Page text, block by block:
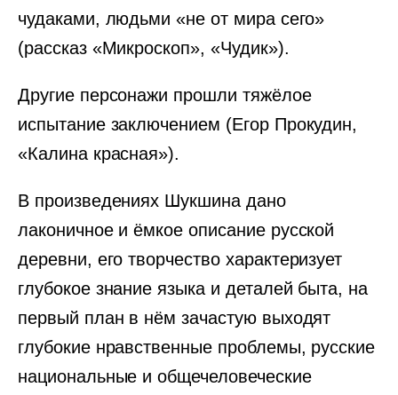
чудаками, людьми «не от мира сего»
(рассказ «Микроскоп», «Чудик»).
Другие персонажи прошли тяжёлое
испытание заключением (Егор Прокудин,
«Калина красная»).
В произведениях Шукшина дано
лаконичное и ёмкое описание русской
деревни, его творчество характеризует
глубокое знание языка и деталей быта, на
первый план в нём зачастую выходят
глубокие нравственные проблемы, русские
национальные и общечеловеческие